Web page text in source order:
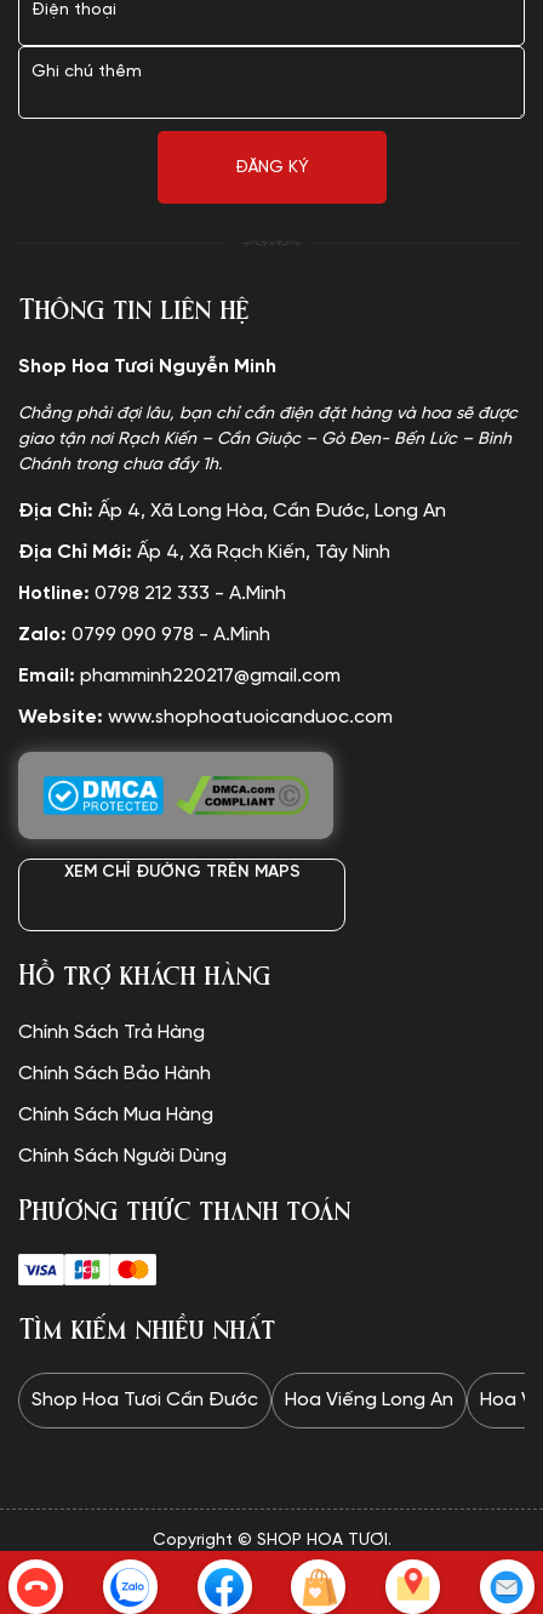
Thông tin liên hệ
Shop Hoa Tươi Nguyễn Minh
Chẳng phải đợi lâu, bạn chỉ cần điện đặt hàng và hoa sẽ được
giao tận nơi Rạch Kiến – Cần Giuộc – Gò Đen- Bến Lức – Bình
Chánh trong chưa đầy 1h.
Địa Chỉ: Ấp 4, Xã Long Hòa, Cần Đước, Long An
Địa Chỉ Mới: Ấp 4, Xã Rạch Kiến, Tây Ninh
Hotline: 0798 212 333 - A.Minh
Zalo: 0799 090 978 - A.Minh
Email: phamminh220217@gmail.com
Website: www.shophoatuoicanduoc.com
XEM CHỈ ĐƯỜNG TRÊN MAPS
Hỗ trợ khách hàng
Chính Sách Trả Hàng
Chính Sách Bảo Hành
Chính Sách Mua Hàng
Chính Sách Người Dùng
Phương thức thanh toán
Tìm kiếm nhiều nhất
Shop Hoa Tươi Cần Đước Hoa Viếng Long An Hoa
Copyright © SHOP HOA TƯƠI.
✦Website được thiết kế và vận hành bởi Minh Trí: 0328 732
834✦